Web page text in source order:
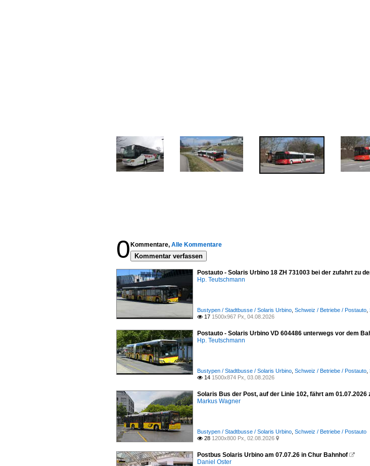
0 Kommentare, Alle Kommentare
Kommentar verfassen
Postauto - Solaris Urbino 18 ZH 731003 bei der zufahrt zu
Hp. Teutschmann
Bustypen / Stadtbusse / Solaris Urbino Schweiz / Betriebe / Postauto
 17 1500x967 Px, 04.08.2026
Postauto - Solaris Urbino VD 604486 unterwegs vor dem
Hp. Teutschmann
Bustypen / Stadtbusse / Solaris Urbino Schweiz / Betriebe / Postauto
 14 1500x874 Px, 03.08.2026
Solaris Bus der Post, auf der Linie 102, fährt am
Markus Wagner
Bustypen / Stadtbusse / Solaris Urbino Schweiz / Betriebe / Postauto
 28 1200x800 Px, 02.08.2026 
Postbus Solaris Urbino am 07.07.26 in Chur Bahnhof 
Daniel Oster